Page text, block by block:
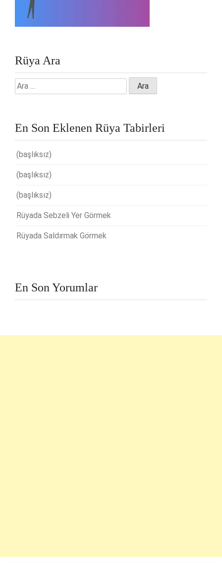
Rüya Ara
Arama:
En Son Eklenen Rüya Tabirleri
(başlıksız)
(başlıksız)
(başlıksız)
Rüyada Sebzeli Yer Görmek
Rüyada Saldırmak Görmek
En Son Yorumlar